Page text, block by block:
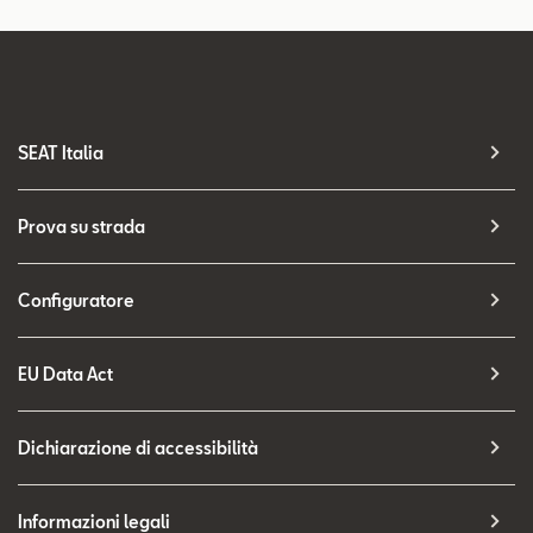
SEAT Italia
Prova su strada
Configuratore
EU Data Act
Dichiarazione di accessibilità
Informazioni legali